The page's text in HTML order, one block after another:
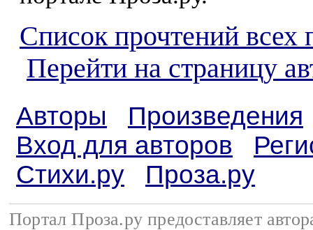
Список прочтений всех
Перейти на страницу
Авторы
Произведения
Вход для авторов
Стихи.ру
Проза.ру
Портал Проза.ру предоставляет